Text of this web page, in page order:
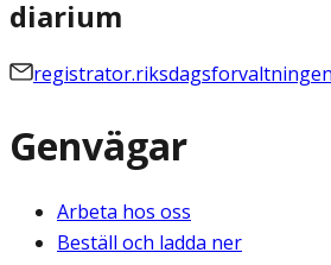
diarium
Genvägar
Arbeta hos oss
Beställ och ladda ner